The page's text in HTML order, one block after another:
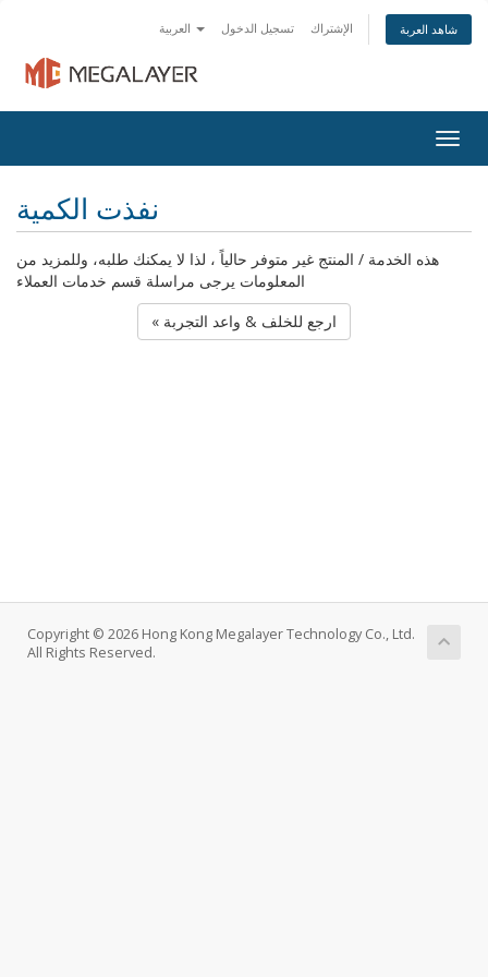
تسجيل الدخول الإشتراك شاهد العربة
نفذت الكمية
هذه الخدمة / المنتج غير متوفر حالياً ، لذا لا يمكنك طلبه، وللمزيد من
المعلومات يرجى مراسلة قسم خدمات العملاء
« ارجع للخلف & واعد التجربة
Copyright © 2026 Hong Kong Megalayer Technology Co., Ltd.
All Rights Reserved.